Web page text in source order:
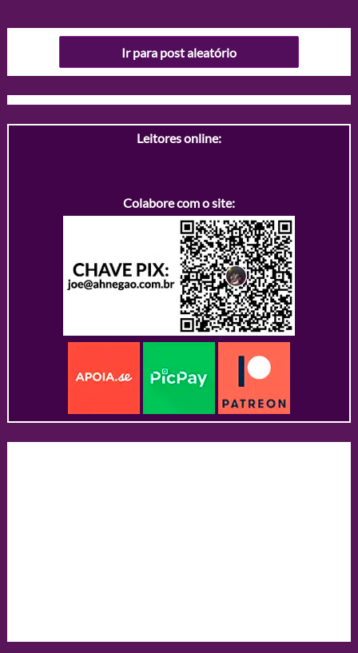
Ir para post aleatório
Leitores online:
Colabore com o site: